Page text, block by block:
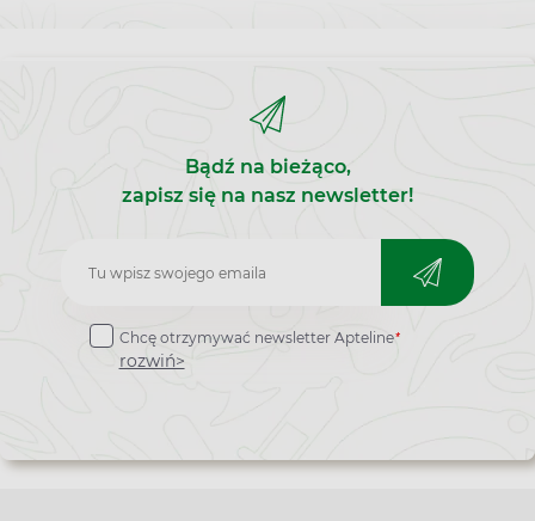
Bądź na bieżąco,
zapisz się na nasz newsletter!
Zapisz
do
newslettera
Chcę otrzymywać newsletter Apteline*
rozwiń>